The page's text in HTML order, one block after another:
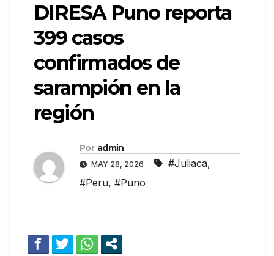
DIRESA Puno reporta
399 casos
confirmados de
sarampión en la
región
Por admin
MAY 28, 2026 #Juliaca,
#Peru, #Puno